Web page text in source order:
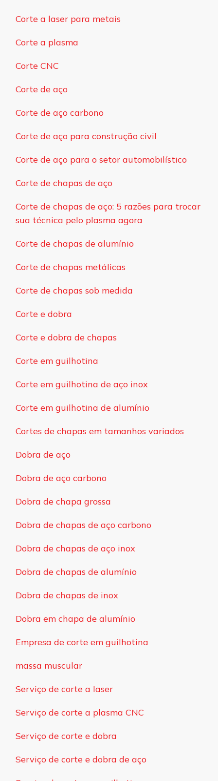
Corte a laser para metais
Corte a plasma
Corte CNC
Corte de aço
Corte de aço carbono
Corte de aço para construção civil
Corte de aço para o setor automobilístico
Corte de chapas de aço
Corte de chapas de aço: 5 razões para trocar
sua técnica pelo plasma agora
Corte de chapas de alumínio
Corte de chapas metálicas
Corte de chapas sob medida
Corte e dobra
Corte e dobra de chapas
Corte em guilhotina
Corte em guilhotina de aço inox
Corte em guilhotina de alumínio
Cortes de chapas em tamanhos variados
Dobra de aço
Dobra de aço carbono
Dobra de chapa grossa
Dobra de chapas de aço carbono
Dobra de chapas de aço inox
Dobra de chapas de alumínio
Dobra de chapas de inox
Dobra em chapa de alumínio
Empresa de corte em guilhotina
massa muscular
Serviço de corte a laser
Serviço de corte a plasma CNC
Serviço de corte e dobra
Serviço de corte e dobra de aço